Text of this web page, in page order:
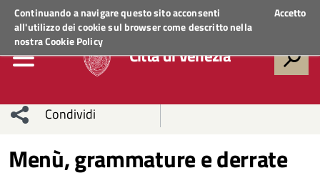
Continuando a navigare questo sito acconsenti
all'utilizzo dei cookie sul browser come descritto nella
nostraCookie Policy
Accetto
Regione VenetoACCEDI AI SERVIZI
Città di Venezia
Condividi
Condividi
Condividi
Menù, grammature e derrate